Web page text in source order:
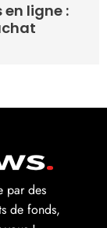
ligne :
par des
de fonds,